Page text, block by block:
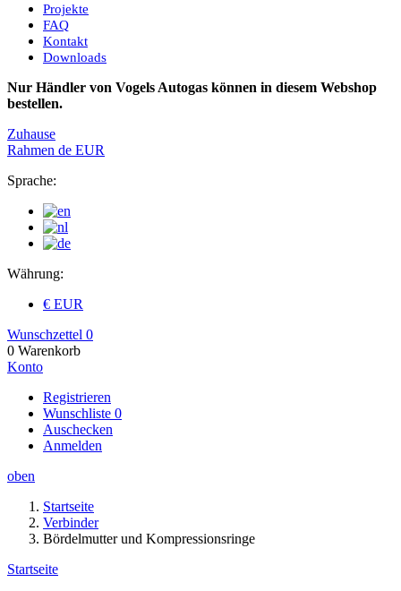
Projekte
FAQ
Kontakt
Downloads
Nur Händler von Vogels Autogas können in diesem Webshop
bestellen.
Zuhause
Rahmen de EUR
Sprache:
Währung:
€ EUR
Wunschzettel 0
0 Warenkorb
Konto
Registrieren
Wunschliste 0
Auschecken
Anmelden
oben
Startseite
Verbinder
Bördelmutter und Kompressionsringe
Startseite